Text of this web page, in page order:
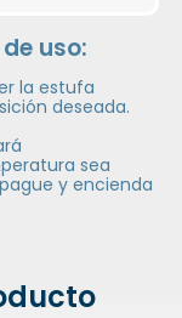
uso:
la estufa
deseada.
sea
y encienda